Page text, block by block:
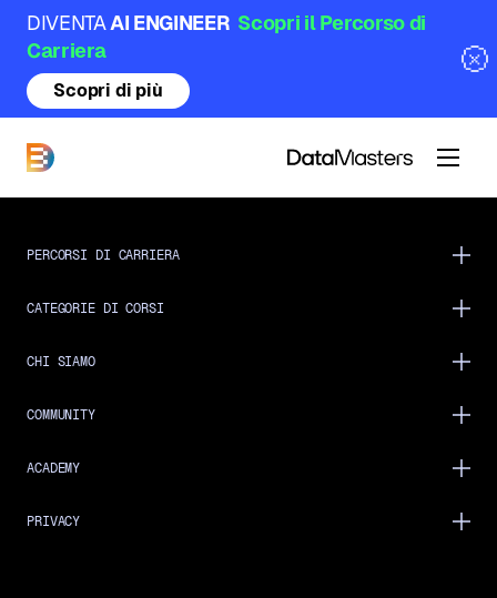
DIVENTAAI ENGINEER Scopri il Percorso di
Carriera
Scopri di più
DataMasters
PERCORSI DI CARRIERA
CATEGORIE DI CORSI
CHI SIAMO
COMMUNITY
ACADEMY
PRIVACY